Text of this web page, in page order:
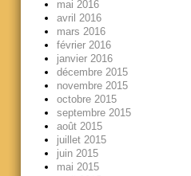
mai 2016
avril 2016
mars 2016
février 2016
janvier 2016
décembre 2015
novembre 2015
octobre 2015
septembre 2015
août 2015
juillet 2015
juin 2015
mai 2015